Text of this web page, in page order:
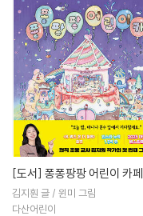
[도서] 퐁퐁팡팡 어린이 카페
김지훤 글 / 윈미 그림
다산어린이